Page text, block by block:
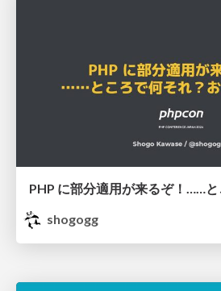
shogogg